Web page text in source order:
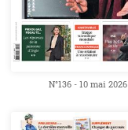
N°136 - 10 mai 2026